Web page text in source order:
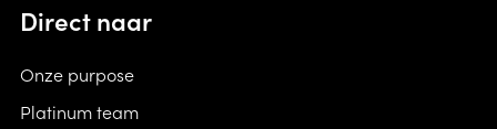
Direct naar
Onze purpose
Platinum team